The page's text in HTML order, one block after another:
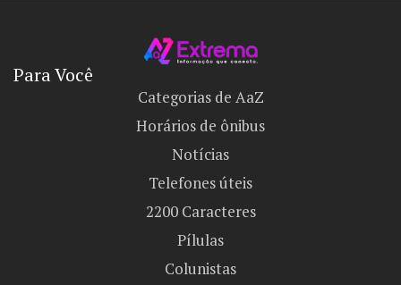
Para Você
Categorias de AaZ
Horários de ônibus
Notícias
Telefones úteis
2200 Caracteres
Pílulas
Colunistas